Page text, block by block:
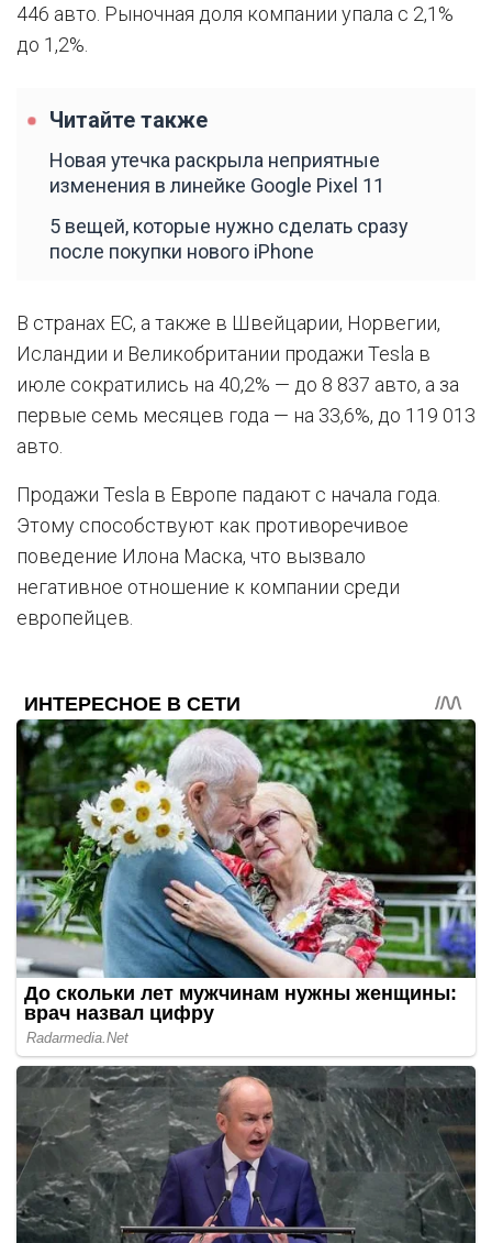
446 авто. Рыночная доля компании упала с 2,1%
до 1,2%.
Читайте также
Новая утечка раскрыла неприятные
изменения в линейке Google Pixel 11
5 вещей, которые нужно сделать сразу
после покупки нового iPhone
В странах ЕС, а также в Швейцарии, Норвегии,
Исландии и Великобритании продажи Tesla в
июле сократились на 40,2% — до 8 837 авто, а за
первые семь месяцев года — на 33,6%, до 119 013
авто.
Продажи Tesla в Европе падают с начала года.
Этому способствуют как противоречивое
поведение Илона Маска, что вызвало
негативное отношение к компании среди
европейцев.